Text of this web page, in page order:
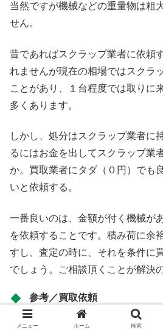
当然ですが機械などの重量物は粗
せん。
昔であればスクラップ業者に依頼
れませんが現在の相場ではスクラ
ことがあり、１台程度では取りに
多くあります。
しかし、処分はスクラップ業者に
るにはお金を出してスクラップ業
か。買取業者にタダ（０円）でも
いと依頼する。
一番良いのは、金額が付く機械が
を依頼することです。積み荷に余
すし、査定の時に、それを条件に
でしょう。ご相談頂くことが解決
参考／買取依頼
機械そのものは、メーカー、型式
メニュー ホーム 検索